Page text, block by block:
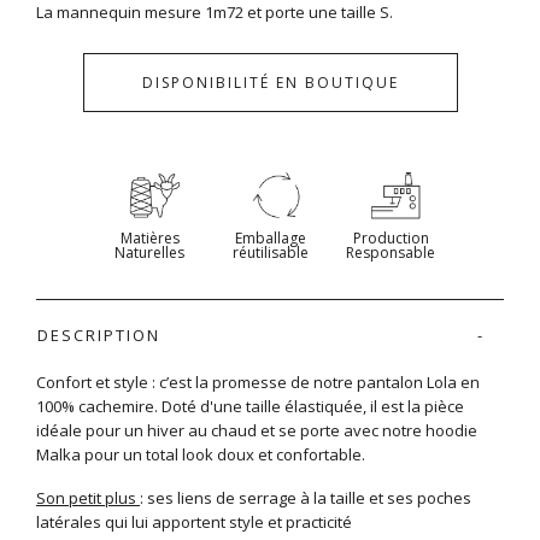
La mannequin mesure 1m72 et porte une taille S.
DISPONIBILITÉ EN BOUTIQUE
Matières
Naturelles
Emballage
réutilisable
Production
Responsable
DESCRIPTION
Confort et style : c’est la promesse de notre pantalon Lola en
100% cachemire. Doté d'une taille élastiquée, il est la pièce
idéale pour un hiver au chaud et se porte avec notre hoodie
Malka pour un total look doux et confortable.
Son petit plus : ses liens de serrage à la taille et ses poches
latérales qui lui apportent style et practicité